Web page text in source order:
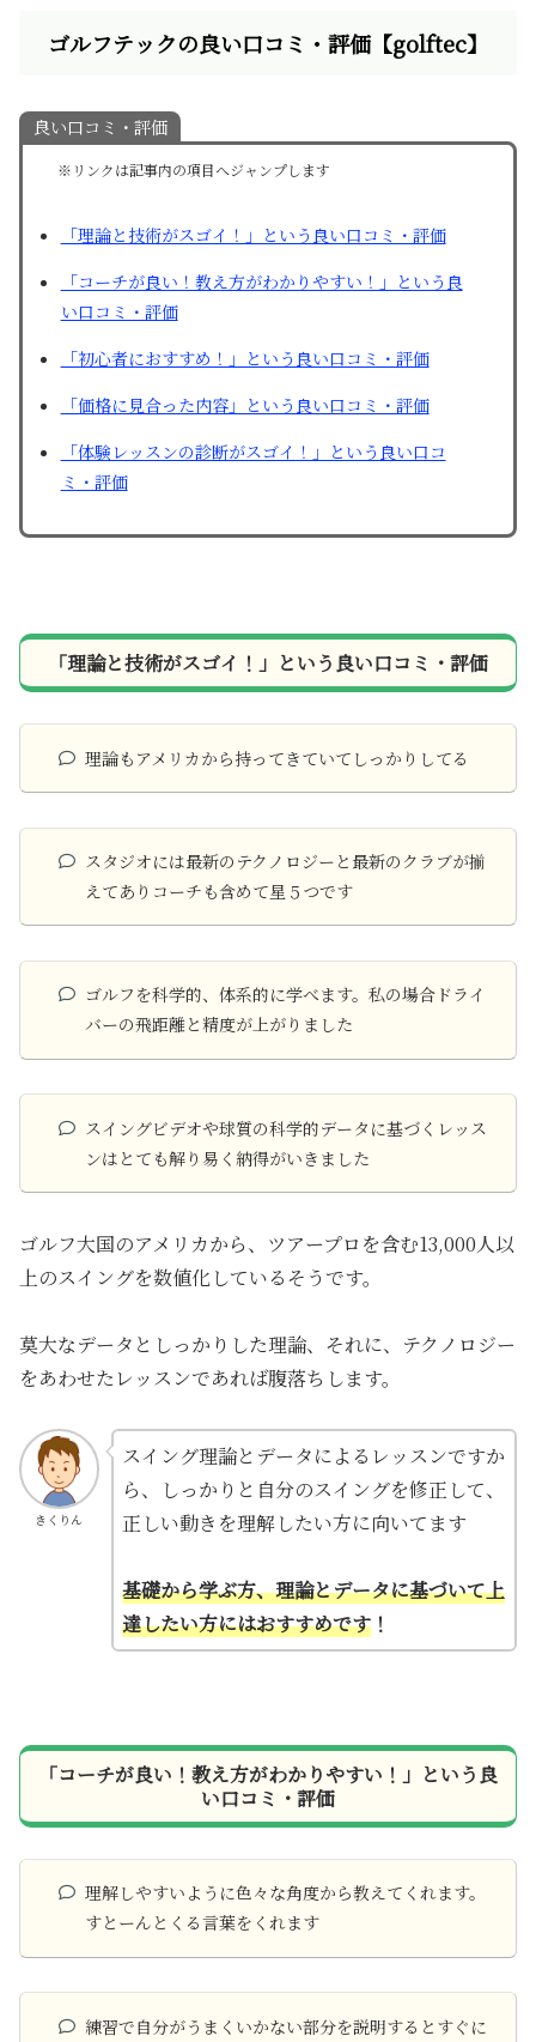
ゴルフテックの良い口コミ・評価【golftec】
良い口コミ・評価
※リンクは記事内の項目へジャンプします
「理論と技術がスゴイ！」という良い口コミ・評価
「コーチが良い！教え方がわかりやすい！」という良
い口コミ・評価
「初心者におすすめ！」という良い口コミ・評価
「価格に見合った内容」という良い口コミ・評価
「体験レッスンの診断がスゴイ！」という良い口コ
ミ・評価
「理論と技術がスゴイ！」という良い口コミ・評価
理論もアメリカから持ってきていてしっかりしてる
スタジオには最新のテクノロジーと最新のクラブが揃
えてありコーチも含めて星５つです
ゴルフを科学的、体系的に学べます。私の場合ドライ
バーの飛距離と精度が上がりました
スイングビデオや球質の科学的データに基づくレッス
ンはとても解り易く納得がいきました
ゴルフ大国のアメリカから、ツアープロを含む13,000人以
上のスイングを数値化しているそうです。
莫大なデータとしっかりした理論、それに、テクノロジー
をあわせたレッスンであれば腹落ちします。
きくりん
スイング理論とデータによるレッスンですか
ら、しっかりと自分のスイングを修正して、
正しい動きを理解したい方に向いてます
基礎から学ぶ方、理論とデータに基づいて上
達したい方にはおすすめです！
「コーチが良い！教え方がわかりやすい！」という良
い口コミ・評価
理解しやすいように色々な角度から教えてくれます。
すとーんとくる言葉をくれます
練習で自分がうまくいかない部分を説明するとすぐに